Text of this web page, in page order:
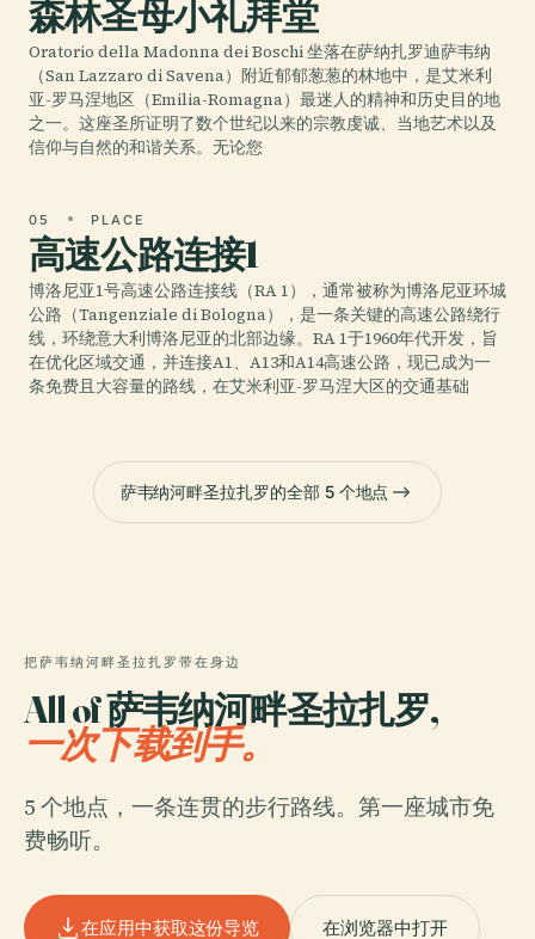
森林圣母小礼拜堂
Oratorio della Madonna dei Boschi 坐落在萨纳扎罗迪萨韦纳
（San Lazzaro di Savena）附近郁郁葱葱的林地中，是艾米利
亚-罗马涅地区（Emilia-Romagna）最迷人的精神和历史目的地
之一。这座圣所证明了数个世纪以来的宗教虔诚、当地艺术以及
信仰与自然的和谐关系。无论您
05 PLACE
高速公路连接1
博洛尼亚1号高速公路连接线（RA 1），通常被称为博洛尼亚环城
公路（Tangenziale di Bologna），是一条关键的高速公路绕行
线，环绕意大利博洛尼亚的北部边缘。RA 1于1960年代开发，旨
在优化区域交通，并连接A1、A13和A14高速公路，现已成为一
条免费且大容量的路线，在艾米利亚-罗马涅大区的交通基础
萨韦纳河畔圣拉扎罗的全部 5 个地点
把萨韦纳河畔圣拉扎罗带在身边
All of 萨韦纳河畔圣拉扎罗,
一次下载到手。
5 个地点，一条连贯的步行路线。第一座城市免
费畅听。
在应用中获取这份导览 在浏览器中打开